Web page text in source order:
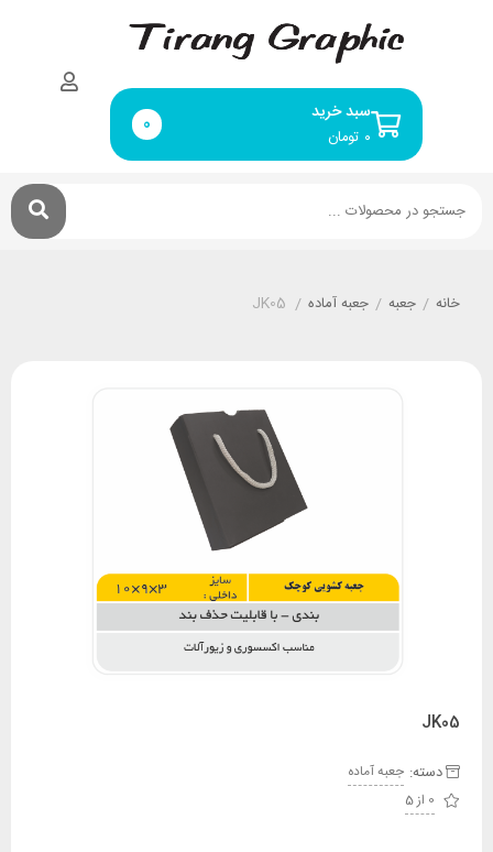
سبد خرید
تومان ۰ 0
خانه / جعبه / جعبه آماده /
JK05
JK05
دسته: جعبه آماده
0 از 5